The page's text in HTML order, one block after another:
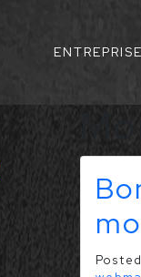
ENTREPRISE